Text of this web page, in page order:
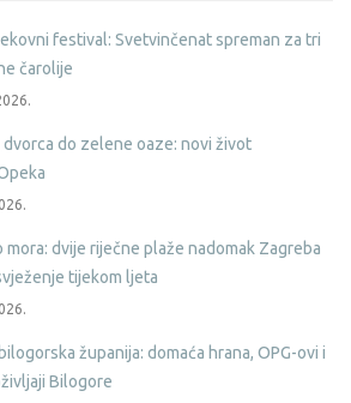
festival: Svetvinčenat spreman za tri
čarolije
do zelene oaze: novi život
mora: dvije riječne plaže nadomak Zagreba
tijekom ljeta
županija: domaća hrana, OPG-ovi i
Bilogore